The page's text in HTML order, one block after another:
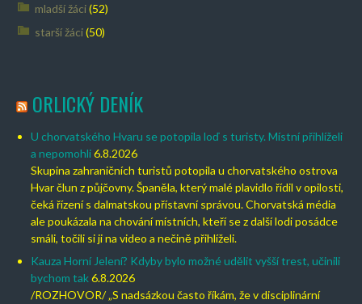
mladší žáci(52)
starší žáci(50)
ORLICKÝ DENÍK
U chorvatského Hvaru se potopila loď s turisty. Místní přihlíželi
a nepomohli 6.8.2026
Skupina zahraničních turistů potopila u chorvatského ostrova
Hvar člun z půjčovny. Španěla, který malé plavidlo řídil v opilosti,
čeká řízení s dalmatskou přístavní správou. Chorvatská média
ale poukázala na chování místních, kteří se z další lodi posádce
smáli, točili si ji na video a nečině přihlíželi.
Kauza Horní Jelení? Kdyby bylo možné udělit vyšší trest, učinili
bychom tak 6.8.2026
/ROZHOVOR/ „S nadsázkou často říkám, že v disciplinární